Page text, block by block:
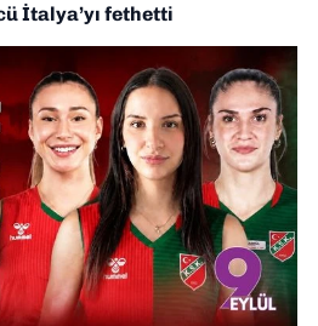
İtalya’yı fethetti